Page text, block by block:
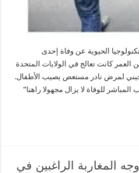
الحيوية عن وفاة إحدى
كانت تعالج في الولايات المتحدة
لمرض نادر مستعص يصيب الأطفال.
للوفاة لا يزال مجهولا راهنا”
وجه المغاربة الراغبين في